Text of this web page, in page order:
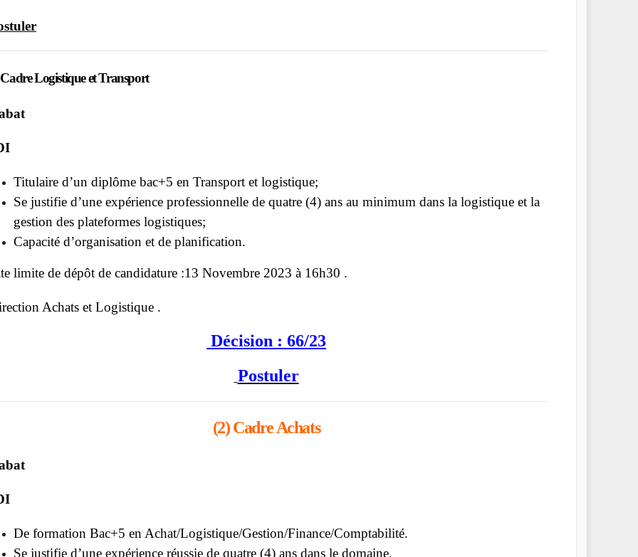
Logistique et Transport
Titulaire d’un diplôme bac+5 en Transport et logistique;
Se justifie d’une expérience professionnelle de quatre (4) ans au minimum dans la logistique et la
gestion des plateformes logistiques;
Capacité d’organisation et de planification.
limite de dépôt de candidature :13 Novembre 2023 à 16h30 .
Achats et Logistique .
Décision : 66/23
Postuler
(2) Cadre Achats
De formation Bac+5 en Achat/Logistique/Gestion/Finance/Comptabilité.
Se justifie d’une expérience réussie de quatre (4) ans dans le domaine.